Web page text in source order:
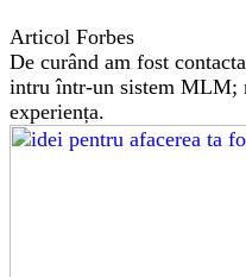
Articol Forbes
De curând am fost
intru într-un sistem MLM;
experiența.